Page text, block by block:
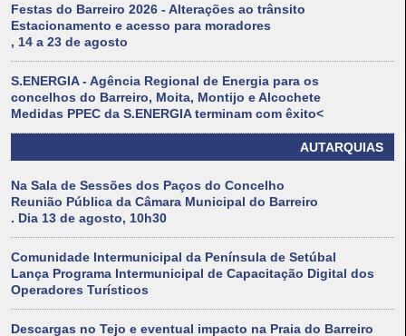
Festas do Barreiro 2026 - Alterações ao trânsito
Estacionamento e acesso para moradores
, 14 a 23 de agosto
S.ENERGIA - Agência Regional de Energia para os
concelhos do Barreiro, Moita, Montijo e Alcochete
Medidas PPEC da S.ENERGIA terminam com êxito<
AUTARQUIAS
Na Sala de Sessões dos Paços do Concelho
Reunião Pública da Câmara Municipal do Barreiro
. Dia 13 de agosto, 10h30
Comunidade Intermunicipal da Península de Setúbal
Lança Programa Intermunicipal de Capacitação Digital dos
Operadores Turísticos
Descargas no Tejo e eventual impacto na Praia do Barreiro